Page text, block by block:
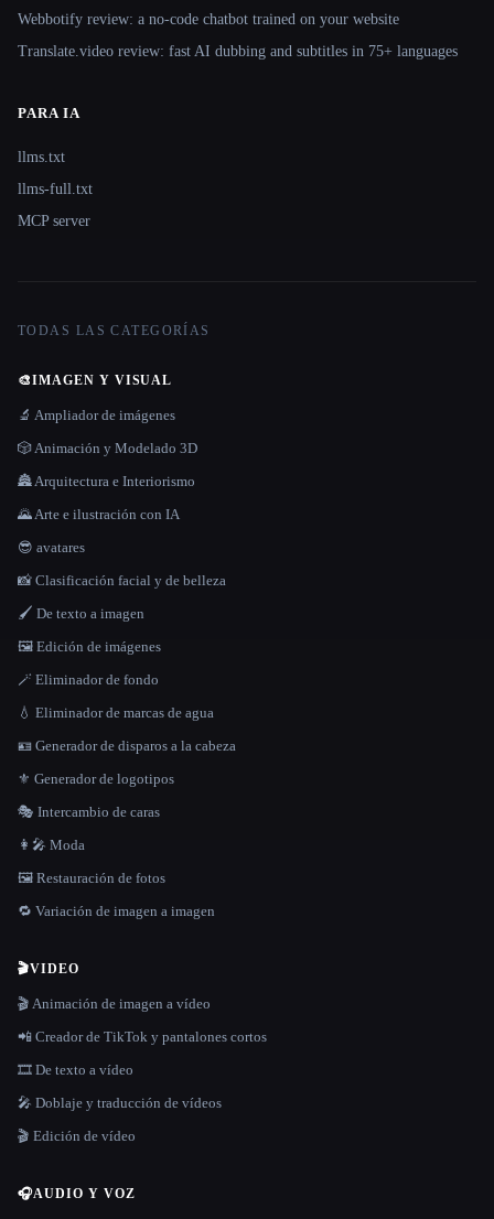
Webbotify review: a no-code chatbot trained on your website
Translate.video review: fast AI dubbing and subtitles in 75+ languages
PARA IA
llms.txt
llms-full.txt
MCP server
TODAS LAS CATEGORÍAS
🎨IMAGEN Y VISUAL
🔬 Ampliador de imágenes
🎲 Animación y Modelado 3D
🏯 Arquitectura e Interiorismo
🌄 Arte e ilustración con IA
😎 avatares
📸 Clasificación facial y de belleza
🖌️ De texto a imagen
🖼️ Edición de imágenes
🪄 Eliminador de fondo
💧 Eliminador de marcas de agua
🪪 Generador de disparos a la cabeza
⚜️ Generador de logotipos
🎭 Intercambio de caras
👩‍🎤 Moda
🖼️ Restauración de fotos
🔁 Variación de imagen a imagen
🎬VIDEO
🎬 Animación de imagen a vídeo
📲 Creador de TikTok y pantalones cortos
🎞️ De texto a vídeo
🎤 Doblaje y traducción de vídeos
🎬 Edición de vídeo
🎧AUDIO Y VOZ